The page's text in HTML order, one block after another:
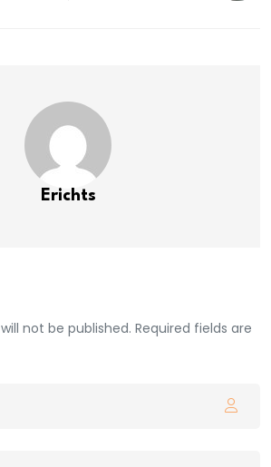
Erichts
not be published. Required fields are